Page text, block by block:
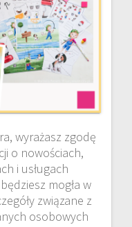
wyrażasz zgodę
o nowościach,
i usługach
mogła w
związane z
osobowych